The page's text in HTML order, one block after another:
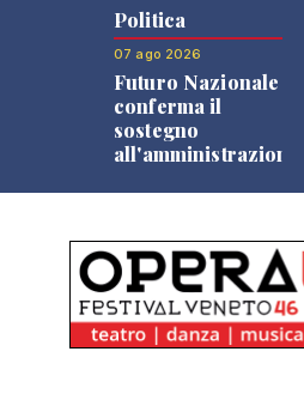
Politica
07 ago 2026
Futuro Nazionale
conferma il
sostegno
all'amministrazione